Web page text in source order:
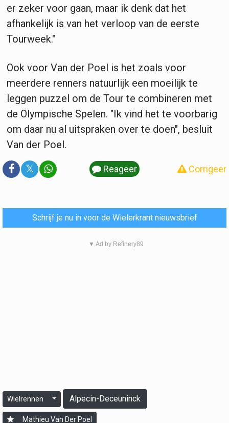
er zeker voor gaan, maar ik denk dat het
afhankelijk is van het verloop van de eerste
Tourweek."
Ook voor Van der Poel is het zoals voor
meerdere renners natuurlijk een moeilijk te
leggen puzzel om de Tour te combineren met
de Olympische Spelen. "Ik vind het te voorbarig
om daar nu al uitspraken over te doen", besluit
Van der Poel.
𝕏 Reageer Corrigeer
Schrijf je nu in voor de Wielerkrant nieuwsbrief
▼ Ad by Refinery89
Wielrennen Alpecin-Deceuninck
Mathieu Van Der Poel